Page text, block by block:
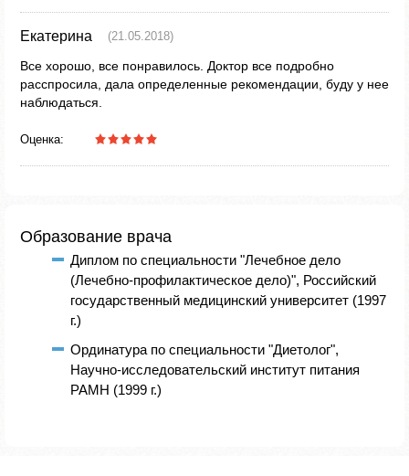
Екатерина (21.05.2018)
Все хорошо, все понравилось. Доктор все подробно
расспросила, дала определенные рекомендации, буду у нее
наблюдаться.
Оценка:
Образование врача
Диплом по специальности "Лечебное дело
(Лечебно-профилактическое дело)", Российский
государственный медицинский университет (1997
г.)
Ординатура по специальности "Диетолог",
Научно-исследовательский институт питания
РАМН (1999 г.)